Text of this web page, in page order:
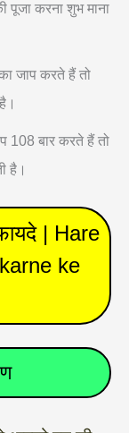
पूजा करना शुभ माना
जाप करते हैं तो
108 बार करते हैं तो
है।
| Hare
ke